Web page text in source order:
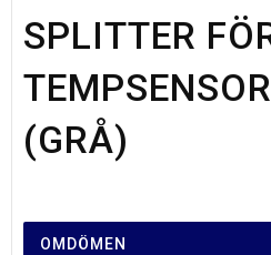
SPLITTER
(GRÅ)
OMDÖMEN